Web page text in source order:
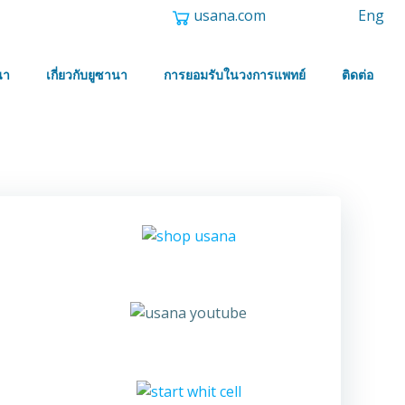
usana.com Eng
เกี่ยวกับยูซานา การยอมรับในวงการแพทย์ ติดต่อ